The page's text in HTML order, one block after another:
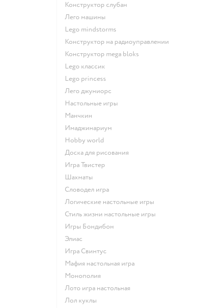
Конструктор слубан
Лего машины
Lego mindstorms
Конструктор на радиоуправлении
Конструктор mega bloks
Lego классик
Lego princess
Лего джуниорс
Настольные игры
Манчкин
Имаджинариум
Hobby world
Доска для рисования
Игра Твистер
Шахматы
Словодел игра
Логические настольные игры
Стиль жизни настольные игры
Игры Бондибон
Элиас
Игра Свинтус
Мафия настольная игра
Монополия
Лото игра настольная
Лол куклы